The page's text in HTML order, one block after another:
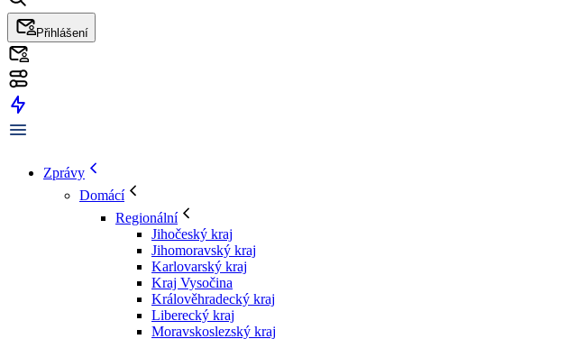
Přihlášení
Zprávy
Domácí
Regionální
Jihočeský kraj
Jihomoravský kraj
Karlovarský kraj
Kraj Vysočina
Králověhradecký kraj
Liberecký kraj
Moravskoslezský kraj